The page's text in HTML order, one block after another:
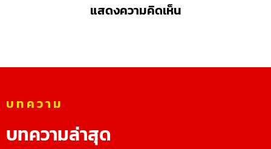
แสดงความคิดเห็น
บทความ
บทความล่าสุด